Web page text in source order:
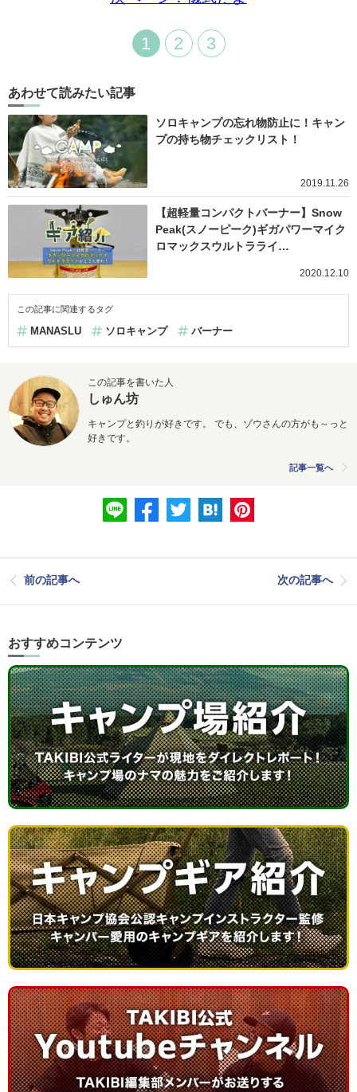
1 2 3
あわせて読みたい記事
ソロキャンプの忘れ物防止に！キャン
プの持ち物チェックリスト！
2019.11.26
【超軽量コンパクトバーナー】Snow
Peak(スノーピーク)ギガパワーマイク
ロマックスウルトラライ…
2020.12.10
この記事に関連するタグ
MANASLU ソロキャンプ バーナー
この記事を書いた人
しゅん坊
キャンプと釣りが好きです。 でも、ゾウさんの方がも～っと
好きです。
記事一覧へ
前の記事へ 次の記事へ
おすすめコンテンツ